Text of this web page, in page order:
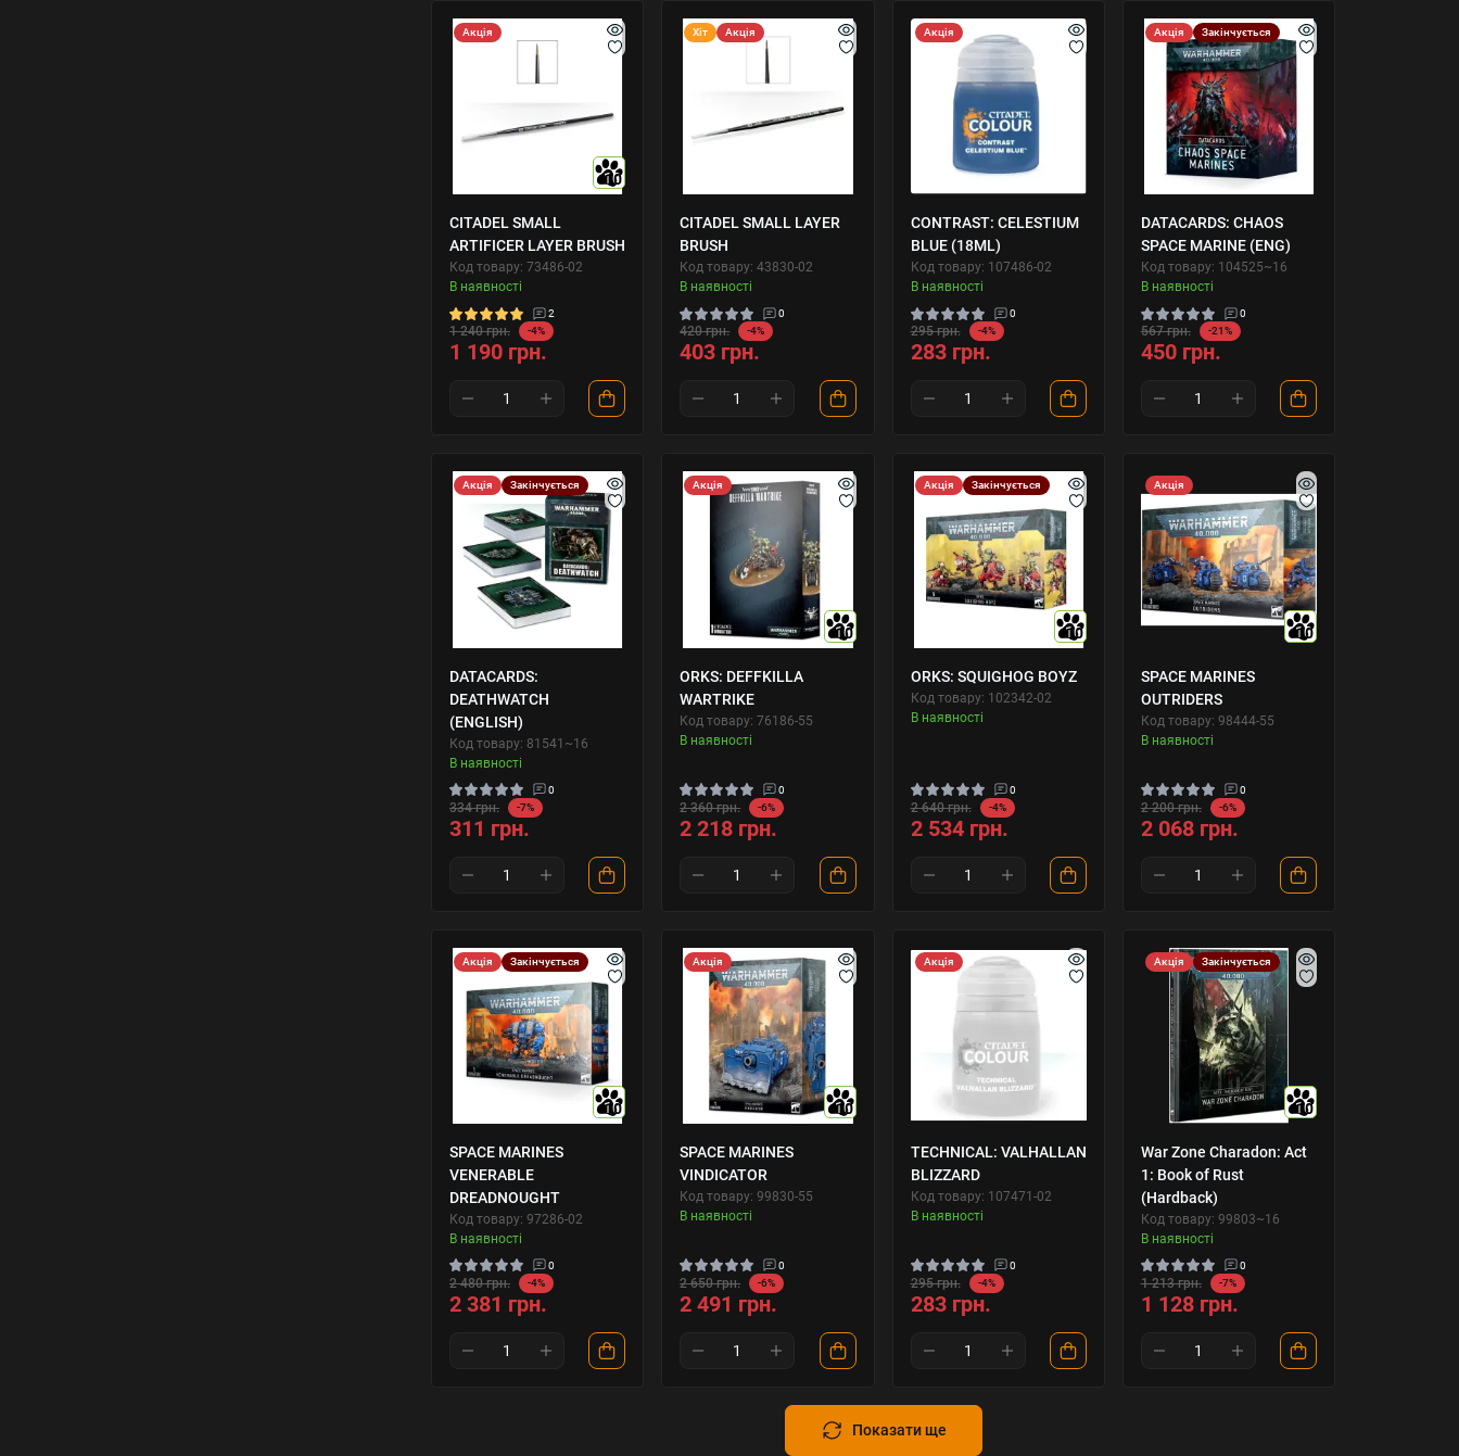
Акція
10
CITADEL SMALL
ARTIFICER LAYER BRUSH
Код товару: 73486-02
В наявності
2
1 240 грн. -4%
1 190 грн.
Хіт Акція
CITADEL SMALL LAYER
BRUSH
Код товару: 43830-02
В наявності
0
420 грн. -4%
403 грн.
Акція
CONTRAST: CELESTIUM
BLUE (18ML)
Код товару: 107486-02
В наявності
0
295 грн. -4%
283 грн.
Акція Закінчується
DATACARDS: CHAOS
SPACE MARINE (ENG)
Код товару: 104525~16
В наявності
0
567 грн. -21%
450 грн.
Акція Закінчується
DATACARDS:
DEATHWATCH
(ENGLISH)
Код товару: 81541~16
В наявності
0
334 грн. -7%
311 грн.
Акція
10
ORKS: DEFFKILLA
WARTRIKE
Код товару: 76186-55
В наявності
0
2 360 грн. -6%
2 218 грн.
Акція Закінчується
10
ORKS: SQUIGHOG BOYZ
Код товару: 102342-02
В наявності
0
2 640 грн. -4%
2 534 грн.
Акція
10
SPACE MARINES
OUTRIDERS
Код товару: 98444-55
В наявності
0
2 200 грн. -6%
2 068 грн.
Акція Закінчується
10
SPACE MARINES
VENERABLE
DREADNOUGHT
Код товару: 97286-02
В наявності
0
2 480 грн. -4%
2 381 грн.
Акція
10
SPACE MARINES
VINDICATOR
Код товару: 99830-55
В наявності
0
2 650 грн. -6%
2 491 грн.
Акція
TECHNICAL: VALHALLAN
BLIZZARD
Код товару: 107471-02
В наявності
0
295 грн. -4%
283 грн.
Акція Закінчується
10
War Zone Charadon: Act
1: Book of Rust
(Hardback)
Код товару: 99803~16
В наявності
0
1 213 грн. -7%
1 128 грн.
Показати ще